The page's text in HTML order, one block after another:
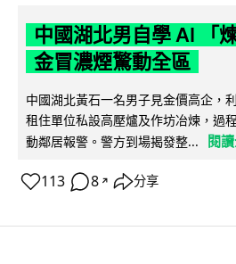
中國湖北男自學 AI 「
金冒濃煙驚動全區
中國湖北黃石一名男子見金價高企，
租住單位私設高壓爐及作坊冶煉，過
動鄰居報警。警方到場揭發整...
閱
113 8 ↗ 分享